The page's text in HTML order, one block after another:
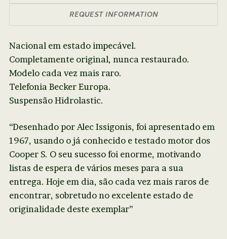
REQUEST INFORMATION
Nacional em estado impecável.
Completamente original, nunca restaurado.
Modelo cada vez mais raro.
Telefonia Becker Europa.
Suspensão Hidrolastic.
“Desenhado por Alec Issigonis, foi apresentado em
1967, usando o já conhecido e testado motor dos
Cooper S. O seu sucesso foi enorme, motivando
listas de espera de vários meses para a sua
entrega. Hoje em dia, são cada vez mais raros de
encontrar, sobretudo no excelente estado de
originalidade deste exemplar”